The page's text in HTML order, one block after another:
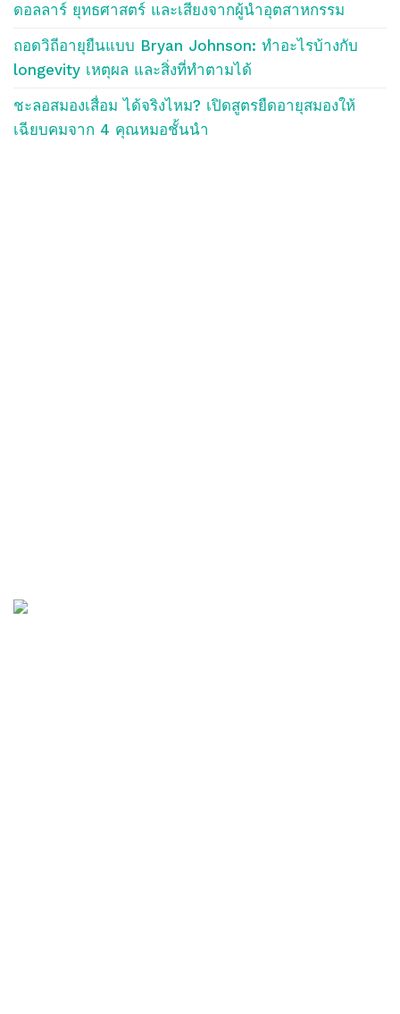
ดอลลาร์ ยุทธศาสตร์ และเสียงจากผู้นำอุตสาหกรรม
ถอดวิถีอายุยืนแบบ Bryan Johnson: ทำอะไรบ้างกับ
longevity เหตุผล และสิ่งที่ทำตามได้
ชะลอสมองเสื่อม ได้จริงไหม? เปิดสูตรยืดอายุสมองให้
เฉียบคมจาก 4 คุณหมอชั้นนำ